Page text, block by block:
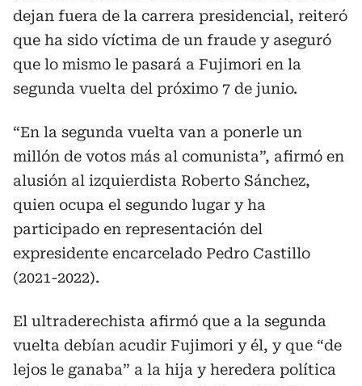
dejan fuera de la carrera presidencial, reiteró
que ha sido víctima de un fraude y aseguró
que lo mismo le pasará a Fujimori en la
segunda vuelta del próximo 7 de junio.
“En la segunda vuelta van a ponerle un
millón de votos más al comunista”, afirmó en
alusión al izquierdista Roberto Sánchez,
quien ocupa el segundo lugar y ha
participado en representación del
expresidente encarcelado Pedro Castillo
(2021-2022).
El ultraderechista afirmó que a la segunda
vuelta debían acudir Fujimori y él, y que “de
lejos le ganaba” a la hija y heredera política